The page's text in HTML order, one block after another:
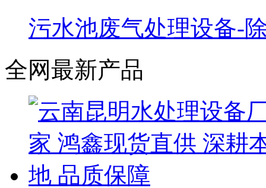
污水池废气处理设备-
全网最新产品